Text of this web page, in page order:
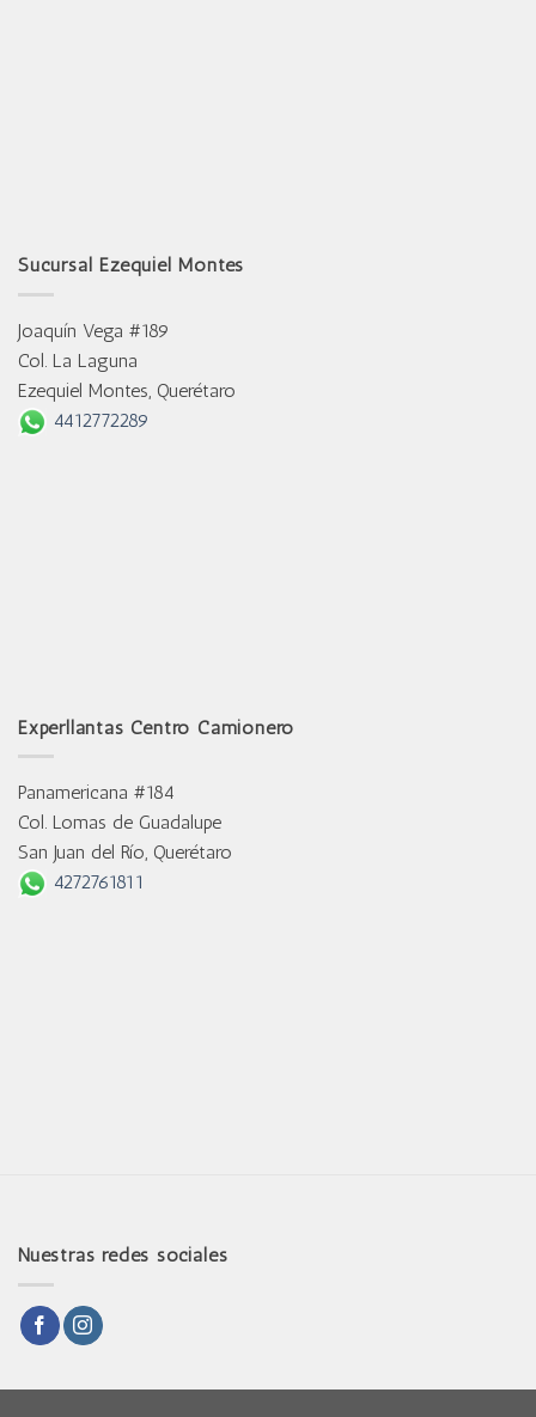
Sucursal Ezequiel Montes
Joaquín Vega #189
Col. La Laguna
Ezequiel Montes, Querétaro
4412772289
Experllantas Centro Camionero
Panamericana #184
Col. Lomas de Guadalupe
San Juan del Río, Querétaro
4272761811
Nuestras redes sociales